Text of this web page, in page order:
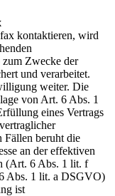
kontaktieren, wird
zum Zwecke der
und verarbeitet.
weiter. Die
von Art. 6 Abs. 1
eines Vertrags
Fällen beruht die
an der effektiven
(Art. 6 Abs. 1 lit. f
Abs. 1 lit. a DSGVO)
ist